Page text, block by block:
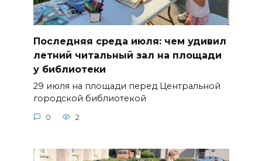
Последняя среда июля: чем удивил
летний читальный зал на площади
у библиотеки
29 июля на площади перед Центральной
городской библиотекой
0 2